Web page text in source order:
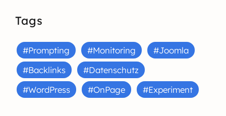
Tags
#Prompting #Monitoring
#Joomla
#Backlinks
#Datenschutz
#WordPress
#OnPage #Experiment